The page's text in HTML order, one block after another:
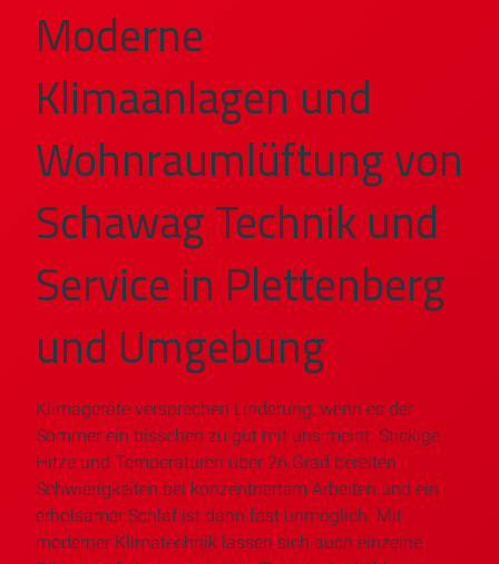
Moderne
Klimaanlagen und
Wohnraumlüftung von
Schawag Technik und
Service in Plettenberg
und Umgebung
Klimageräte versprechen Linderung, wenn es der
Sommer ein bisschen zu gut mit uns meint. Stickige
Hitze und Temperaturen über 26 Grad bereiten
Schwierigkeiten bei konzentriertem Arbeiten und ein
erholsamer Schlaf ist dann fast unmöglich. Mit
moderner Klimatechnik lassen sich auch einzelne